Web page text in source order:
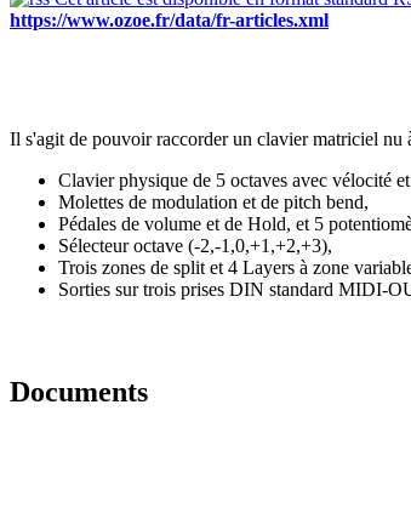
https://www.ozoe.fr/data/fr-articles.xml
Il s'agit de pouvoir raccorder un clavier matriciel nu
Clavier physique de 5 octaves avec vélocité
Molettes de modulation et de pitch bend,
Pédales de volume et de Hold, et 5
Sélecteur octave (-2,-1,0,+1,+2,+3),
Trois zones de split et 4 Layers à zone
Sorties sur trois prises DIN standard MIDI-
Documents